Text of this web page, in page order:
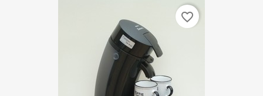
favorite_border